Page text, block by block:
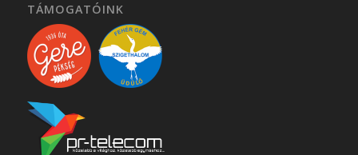
TÁMOGATÓINK